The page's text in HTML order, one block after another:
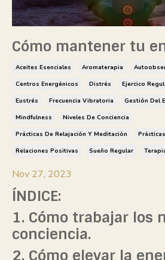
Cómo mantener tu
Aceites Esenciales Aromaterapia
Centros Energénicos
Distrés Ejercico
Eustrés
Frecuencia Vibratoria Gestión Del
Mindfulness
Niveles De Conciencia
Prácticas De Relajación Y Meditación
Relaciones Positivas
Sueño Regular
Nov 27, 2023
ÍNDICE:
1. Cómo trabajar los
conciencia.
2. Cómo elevar la